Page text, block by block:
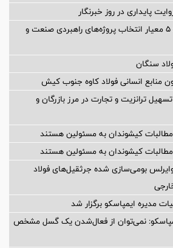
پایداری در روز خبرنگار
سمیعی‌ نژاد اعلام کرد: 5 معیار انتخاب پروژه‌های راهبردی صنعت و
سنگان
منابع انسانی فولاد کاوه جنوب کیش
تسهیل ترانزیت و تجارت در مرز بازرگان و
مطالبات کیشوندان به مسئولین هستند
مطالبات کیشوندان به مسئولین هستند
بومی‌سازی شده جرثقیل‌های فولاد
مدیره ایمپاسکو برگزار شد
نمی‌توان از فعال‌شدن یک گسل مشخص